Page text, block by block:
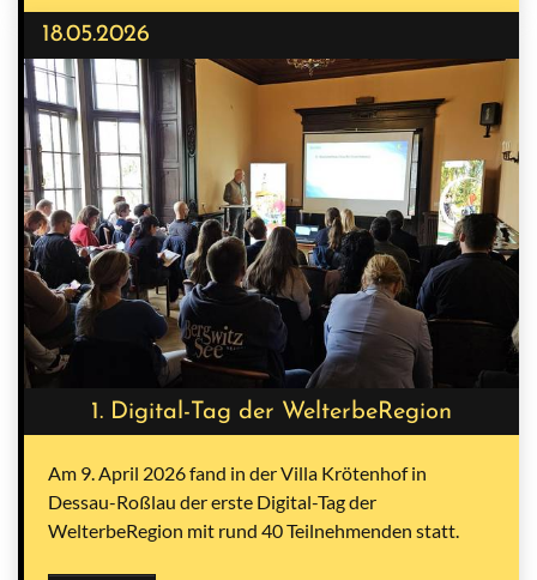
18.05.2026
1. Digital-Tag der WelterbeRegion
Am 9. April 2026 fand in der Villa Krötenhof in
Dessau-Roßlau der erste Digital-Tag der
WelterbeRegion mit rund 40 Teilnehmenden statt.